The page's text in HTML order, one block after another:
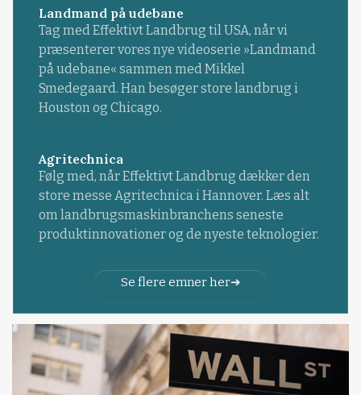
Landmand på udebane
Tag med Effektivt Landbrug til USA, når vi
præsenterer vores nye videoserie »Landmand
på udebane« sammen med Mikkel
Smedegaard. Han besøger store landbrug i
Houston og Chicago.
Agritechnica
Følg med, når Effektivt Landbrug dækker den
store messe Agritechnica i Hannover. Læs alt
om landbrugsmaskinbranchens seneste
produktinnovationer og de nyeste teknologier.
Se flere emner her